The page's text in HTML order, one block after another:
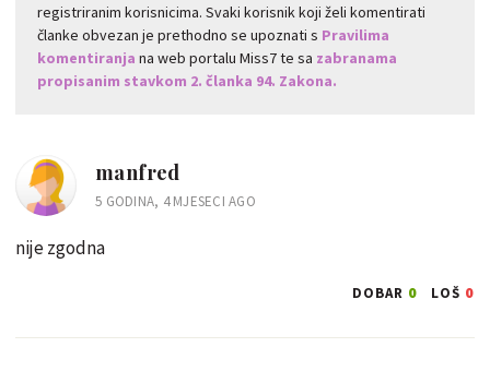
registriranim korisnicima. Svaki korisnik koji želi komentirati
članke obvezan je prethodno se upoznati s Pravilima
komentiranja na web portalu Miss7 te sa zabranama
propisanim stavkom 2. članka 94. Zakona.
manfred
5 GODINA, 4 MJESECI AGO
nije zgodna
DOBAR 0 LOŠ 0